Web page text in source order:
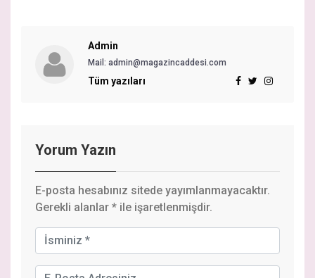
Admin
Mail: admin@magazincaddesi.com
Tüm yazıları
Yorum Yazın
E-posta hesabınız sitede yayımlanmayacaktır.
Gerekli alanlar * ile işaretlenmişdir.